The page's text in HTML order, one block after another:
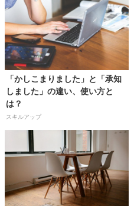
「かしこまりました」と「承知
しました」の違い、使い方と
は？
スキルアップ